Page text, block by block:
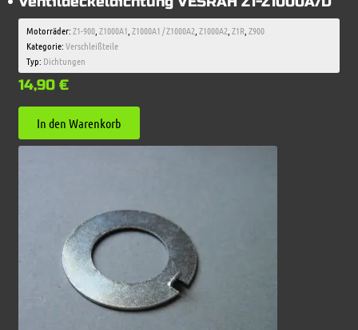
Motorräder:Z1-900, Z1000A1 Z1000A1 / Z1000A2 Z1000A2 Z1R, Z900
Kategorie:Verschleißteile
Typ: Dichtungen
14,90 €
In den Warenkorb